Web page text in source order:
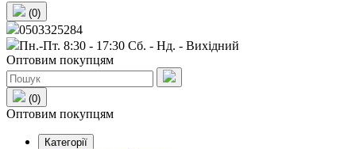
(0)
0503325284
Пн.-Пт. 8:30 - 17:30 Сб. - Нд. - Вихiдний
Оптовим покупцям
(0)
Оптовим покупцям
Категорії